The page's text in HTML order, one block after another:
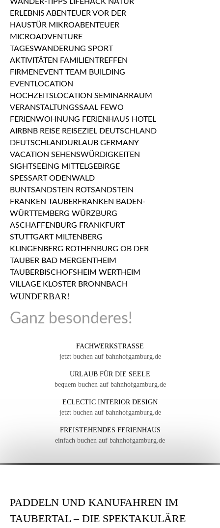
WUNDERBAR!
Ganz besonderes!
FACHWERKSTRASSE
jetzt buchen auf bahnhofgamburg.de
URLAUB FÜR DIE SEELE
bequem buchen auf bahnhofgamburg.de
ECLECTIC INTERIOR DESIGN
jetzt buchen auf bahnhofgamburg.de
FREISTEHENDES FERIENHAUS
einfach buchen auf bahnhofgamburg.de
PADDELN UND KANUFAHREN IM
TAUBERTAL – DIE SPEKTAKULÄRE